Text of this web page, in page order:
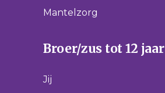
Mantelzorg
Broer/zus tot 12 jaar
Jij